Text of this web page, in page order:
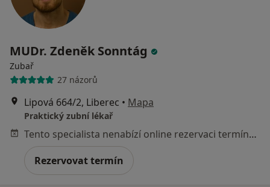
MUDr. Zdeněk Sonntág
Zubař
27 názorů
Lipová 664/2, Liberec • Mapa
Praktický zubní lékař
Tento specialista nenabízí online rezervaci termínu na této adrese.
Rezervovat termín